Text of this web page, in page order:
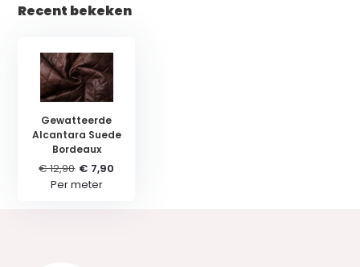
Recent bekeken
Gewatteerde
Alcantara Suede
Bordeaux
€ 12,90 € 7,90
Per meter